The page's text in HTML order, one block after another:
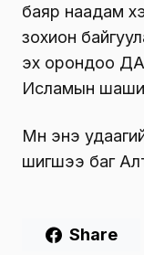
баяр наадам
зохион
эх орондоо
Исламын
Мөн энэ
шигшээ баг
Share